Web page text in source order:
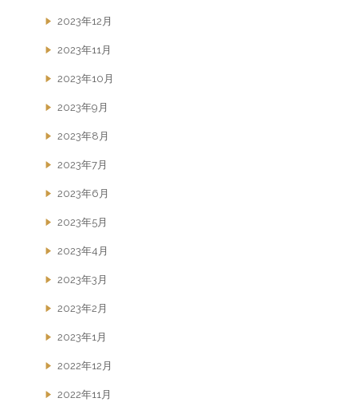
2023年12月
2023年11月
2023年10月
2023年9月
2023年8月
2023年7月
2023年6月
2023年5月
2023年4月
2023年3月
2023年2月
2023年1月
2022年12月
2022年11月